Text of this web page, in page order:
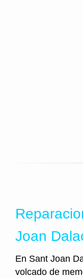
Joan
En Sant Joan
volcado de